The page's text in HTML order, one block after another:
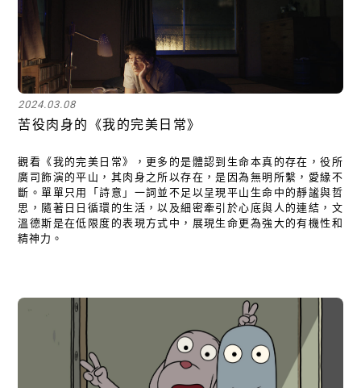
2024.03.08
苦役肉身的《我的完美日常》
觀看《我的完美日常》，更多的是體認到生命本真的存在，役所
廣司飾演的平山，其肉身之所以存在，是因為無明所繫，愛緣不
斷。單單只用「詩意」一詞並不足以呈現平山生命中的靜謐與哲
思，隨著日日循環的生活，以及細密牽引於心底與人的連結，文
溫德斯是在低限度的表現方式中，展現生命更為強大的有機性和
精神力。